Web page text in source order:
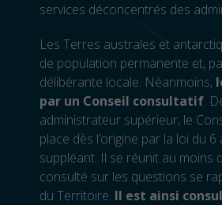
services déconcentrés des
Les Terres australes et
de population permanente et,
délibérante locale. Néanmoins,
par un Conseil consultatif.
administrateur supérieur, le
place dès l’origine par la loi du
suppléant. Il se réunit au moins
consulté sur les questions se
du Territoire. Il est ainsi